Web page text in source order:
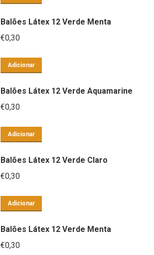
Balões Látex 12 Verde Menta
€0,30
Adicionar
Balões Látex 12 Verde Aquamarine
€0,30
Adicionar
Balões Látex 12 Verde Claro
€0,30
Adicionar
Balões Látex 12 Verde Menta
€0,30